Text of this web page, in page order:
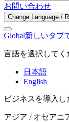
お問い合わせ
Change Language /
Global新しいタブ
言語を選択してく
日本語
English
ビジネスを導入し
アジア / オセアニ